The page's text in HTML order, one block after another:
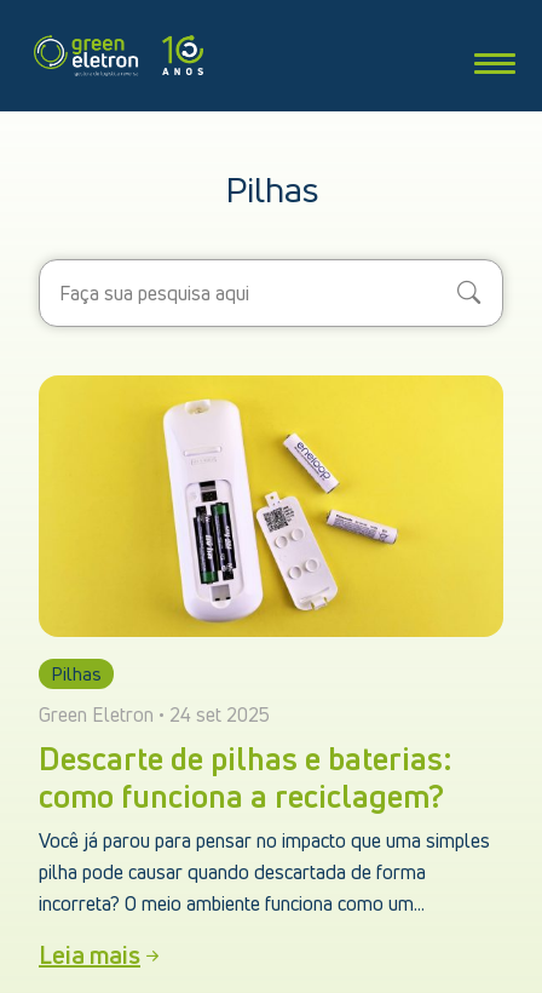
Pilhas
Search
Pilhas
Green Eletron • 24 set 2025
Descarte de pilhas e baterias:
como funciona a reciclagem?
Você já parou para pensar no impacto que uma simples
pilha pode causar quando descartada de forma
incorreta? O meio ambiente funciona como um...
Leia mais